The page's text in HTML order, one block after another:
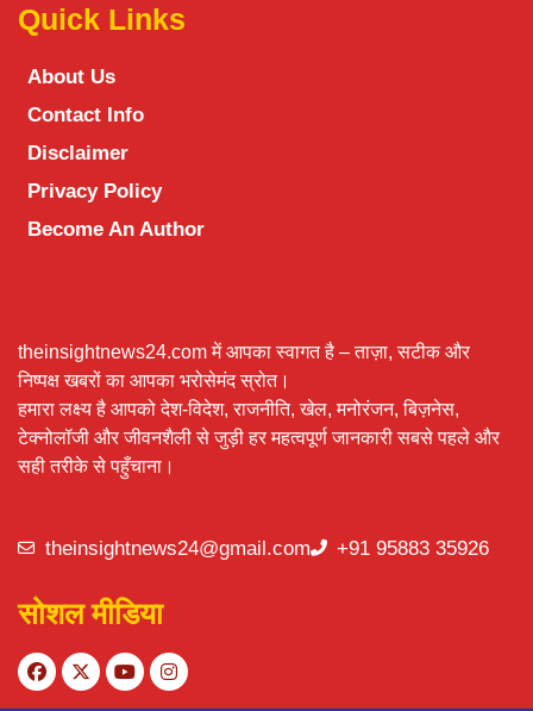
Quick Links
About Us
Contact Info
Disclaimer
Privacy Policy
Become An Author
theinsightnews24.com में आपका स्वागत है – ताज़ा, सटीक और
निष्पक्ष खबरों का आपका भरोसेमंद स्रोत।
हमारा लक्ष्य है आपको देश-विदेश, राजनीति, खेल, मनोरंजन, बिज़नेस,
टेक्नोलॉजी और जीवनशैली से जुड़ी हर महत्वपूर्ण जानकारी सबसे पहले और
सही तरीके से पहुँचाना।
theinsightnews24@gmail.com +91 95883 35926
सोशल मीडिया